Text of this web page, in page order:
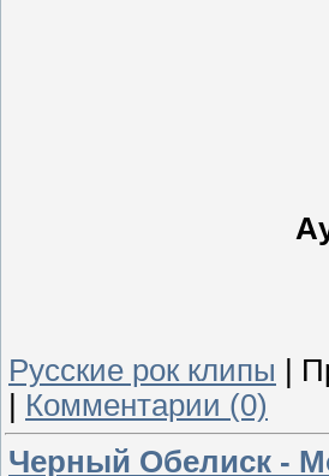
Русские рок клипы |
| Комментарии (0)
Черный Обелиск -